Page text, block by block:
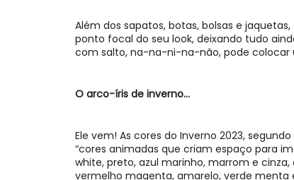
Além dos sapatos, botas, bolsas e
ponto focal do seu look, deixando tudo
com salto, na-na-ni-na-não, pode
O arco-íris de inverno…
Ele vem! As cores do Inverno 2023, segundo
“cores animadas que criam espaço para
white, preto, azul marinho, marrom e
vermelho magenta, amarelo, verde menta